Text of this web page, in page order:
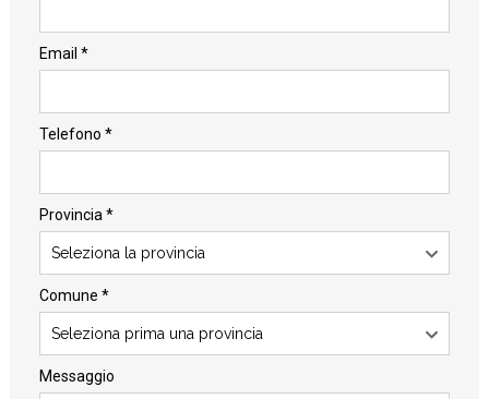
Email *
Telefono *
Provincia *
Seleziona la provincia
Comune *
Seleziona prima una provincia
Messaggio